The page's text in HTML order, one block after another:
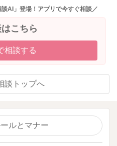
AI」登場！アプリで今すぐ相談／
こちら
相談する
談トップへ
ルとマナー